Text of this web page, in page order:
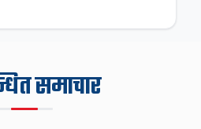
समाचार